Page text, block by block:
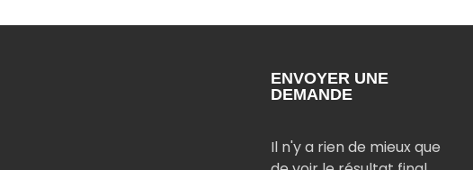
ENVOYER UNE
DEMANDE
Il n'y a rien de mieux que